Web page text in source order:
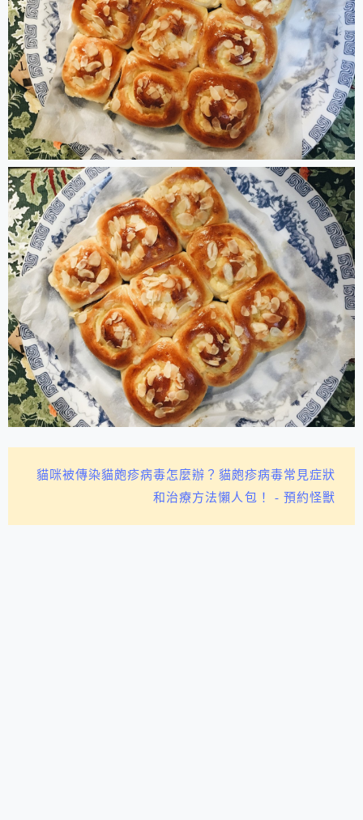
貓咪被傳染貓皰疹病毒怎麼辦？貓皰疹病毒常見症狀
和治療方法懶人包！ - 預約怪獸